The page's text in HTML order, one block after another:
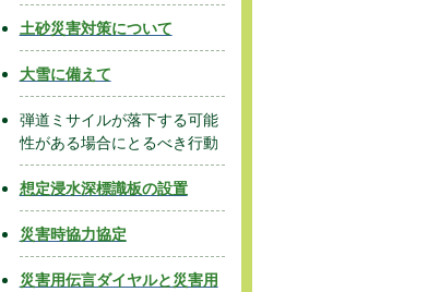
土砂災害対策について
大雪に備えて
弾道ミサイルが落下する可能
性がある場合にとるべき行動
想定浸水深標識板の設置
災害時協力協定
災害用伝言ダイヤルと災害用